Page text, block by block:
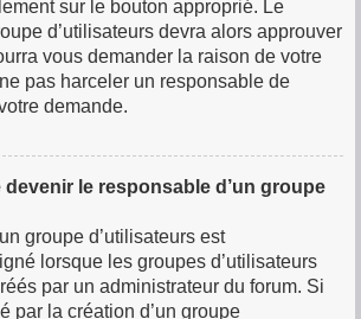
sur le bouton approprié. Le
d’utilisateurs devra alors approuver
vous demander la raison de votre
pas harceler un responsable de
demande.
le responsable d’un groupe
groupe d’utilisateurs est
lorsque les groupes d’utilisateurs
par un administrateur du forum. Si
par la création d’un groupe